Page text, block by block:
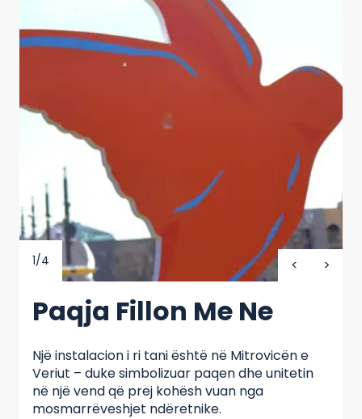
1/4
Paqja Fillon Me Ne
Një instalacion i ri tani është në Mitrovicën e
Veriut – duke simbolizuar paqen dhe unitetin
në një vend që prej kohësh vuan nga
mosmarrëveshjet ndëretnike.